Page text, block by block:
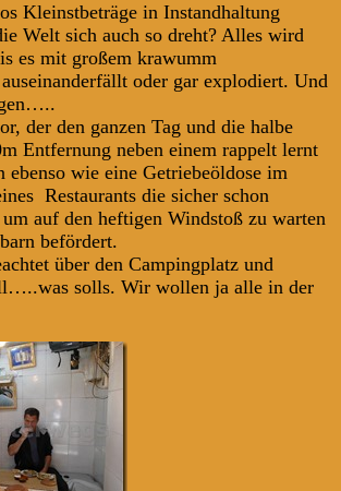
Kleinstbeträge in Instandhaltung
Welt sich auch so dreht? Alles wird
es mit großem krawumm
oder gar explodiert. Und
der den ganzen Tag und die halbe
Entfernung neben einem rappelt lernt
ebenso wie eine Getriebeöldose im
Restaurants die sicher schon
auf den heftigen Windstoß zu warten
befördert.
über den Campingplatz und
solls. Wir wollen ja alle in der